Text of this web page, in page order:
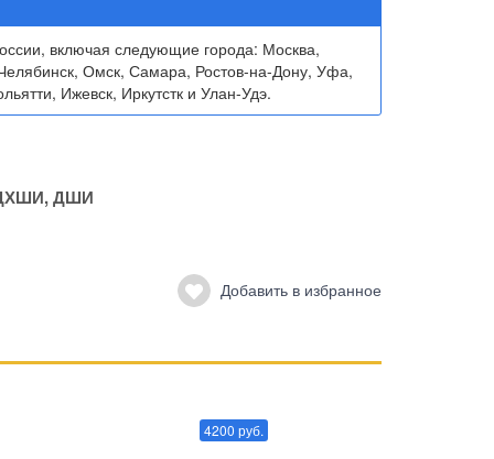
включая следующие города: Москва,
Омск, Самара, Ростов-на-Дону, Уфа,
Ижевск, Иркутстк и Улан-Удэ.
ДШИ
Добавить в избранное
4200 руб.